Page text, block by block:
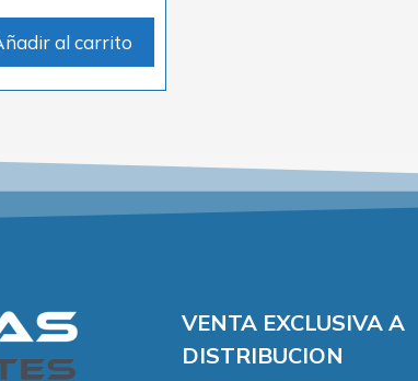
al carrito
VENTA EXCLUSIVA A
DISTRIBUCION